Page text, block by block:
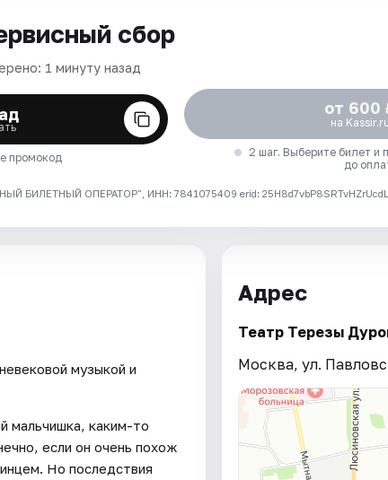
сбор
1 минуту назад
промокод
от 600
на Kassir.ru
2 шаг. Выберите билет и
до
БИЛЕТНЫЙ ОПЕРАТОР", ИНН: 7841075409 erid:
музыкой и
мальчишка, каким-то
если он очень похож
Но последствия
Адрес
Театр Терезы
Москва, ул.